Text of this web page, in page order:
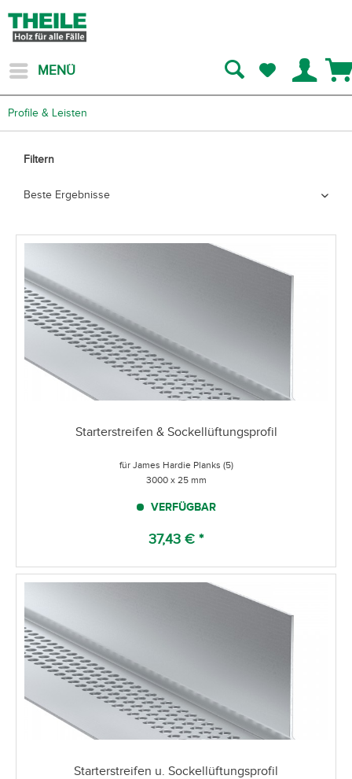
MENÜ
Profile & Leisten
Filtern
Starterstreifen & Sockellüftungsprofil
für James Hardie Planks (5)
3000 x 25 mm
VERFÜGBAR
37,43 € *
Starterstreifen u. Sockellüftungsprofil